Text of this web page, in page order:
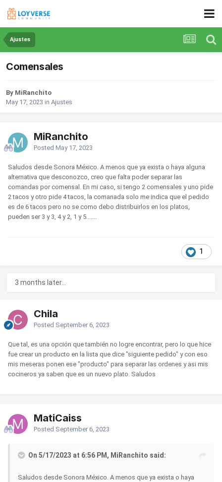
Ajustes
Comensales
By MiRanchito
May 17, 2023 in Ajustes
MiRanchito
Posted May 17, 2023
Saludos desde Sonora México. A menos que ya exista o haya alguna
alternativa que desconozco, creo que falta poder separar las
comandas por comensal. En mi caso, si tengo 2 comensales y uno pide
2 tacos y otro pide 4 tacos, la comanada solo me indica que el pedido
es de 6 tacos pero no se como debo distribuirlos en los platos,
pueden ser 3 y 3, 4 y 2, 1 y 5.......
1
3 months later...
Chila
Posted September 6, 2023
Que tal, es una opción que también no logre encontrar, pero lo que hice
fue crear un producto en la lista que dice "siguiente pedido" y con eso
mis meseras ponen ese "producto" para separar las ordenes y asi mis
cocineros ya saben que es un nuevo plato. Saludos
MatiCaiss
Posted September 6, 2023
On 5/17/2023 at 6:56 PM, MiRanchito said:
Saludos desde Sonora México. A menos que ya exista o haya